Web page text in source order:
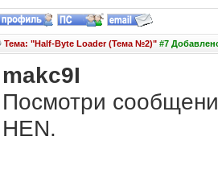
Тема: "Half-Byte Loader (Тема №2)"#7
makc9I
Посмотри
HEN.